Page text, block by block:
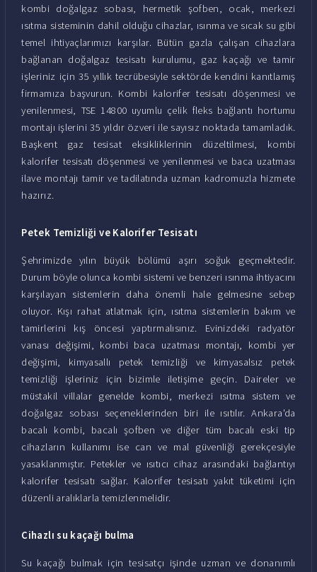
kombi doğalgaz sobası, hermetik şofben, ocak, merkezi
ısıtma sisteminin dahil olduğu cihazlar, ısınma ve sıcak su gibi
temel ihtiyaçlarımızı karşılar. Bütün gazla çalışan cihazlara
bağlanan doğalgaz tesisatı kurulumu, gaz kaçağı ve tamir
işleriniz için 35 yıllık tecrübesiyle sektörde kendini kanıtlamış
firmamıza başvurun. Kombi kalorifer tesisatı döşenmesi ve
yenilenmesi, TSE 14800 uyumlu çelik fleks bağlantı hortumu
montajı işlerini 35 yıldır özveri ile sayısız noktada tamamladık.
Başkent gaz tesisat eksikliklerinin düzeltilmesi, kombi
kalorifer tesisatı döşenmesi ve yenilenmesi ve baca uzatması
ilave montajı tamir ve tadilatında uzman kadromuzla hizmete
hazırız.
Petek Temizliği ve Kalorifer Tesisatı
Şehrimizde yılın büyük bölümü aşırı soğuk geçmektedir.
Durum böyle olunca kombi sistemi ve benzeri ısınma ihtiyacını
karşılayan sistemlerin daha önemli hale gelmesine sebep
oluyor. Kışı rahat atlatmak için, ısıtma sistemlerin bakım ve
tamirlerini kış öncesi yaptırmalısınız. Evinizdeki radyatör
vanası değişimi, kombi baca uzatması montajı, kombi yer
değişimi, kimyasallı petek temizliği ve kimyasalsız petek
temizliği işleriniz için bizimle iletişime geçin. Daireler ve
müstakil villalar genelde kombi, merkezi ısıtma sistem ve
doğalgaz sobası seçeneklerinden biri ile ısıtılır. Ankara'da
bacalı kombi, bacalı şofben ve diğer tüm bacalı eski tip
cihazların kullanımı ise can ve mal güvenliği gerekçesiyle
yasaklanmıştır. Petekler ve ısıtıcı cihaz arasındaki bağlantıyı
kalorifer tesisatı sağlar. Kalorifer tesisatı yakıt tüketimi için
düzenli aralıklarla temizlenmelidir.
Cihazlı su kaçağı bulma
Su kaçağı bulmak için tesisatçı işinde uzman ve donanımlı